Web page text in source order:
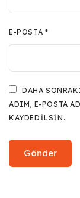
E-POSTA *
DAHA
ADIM, E-POSTA
KAYDEDILSIN.